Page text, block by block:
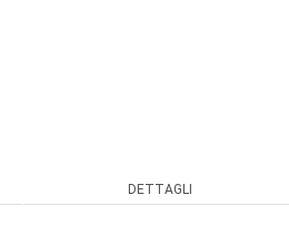
DETTAGLI